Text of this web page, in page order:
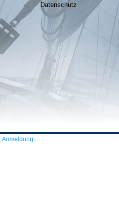
Datenschutz
Anmeldung